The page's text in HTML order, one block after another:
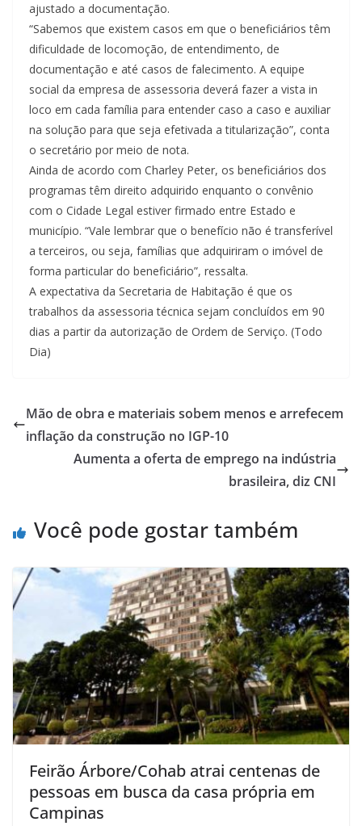
ajustado a documentação.
“Sabemos que existem casos em que o beneficiários têm
dificuldade de locomoção, de entendimento, de
documentação e até casos de falecimento. A equipe
social da empresa de assessoria deverá fazer a vista in
loco em cada família para entender caso a caso e auxiliar
na solução para que seja efetivada a titularização”, conta
o secretário por meio de nota.
Ainda de acordo com Charley Peter, os beneficiários dos
programas têm direito adquirido enquanto o convênio
com o Cidade Legal estiver firmado entre Estado e
município. “Vale lembrar que o benefício não é transferível
a terceiros, ou seja, famílias que adquiriram o imóvel de
forma particular do beneficiário”, ressalta.
A expectativa da Secretaria de Habitação é que os
trabalhos da assessoria técnica sejam concluídos em 90
dias a partir da autorização de Ordem de Serviço. (Todo
Dia)
Mão de obra e materiais sobem menos e arrefecem
inflação da construção no IGP-10
Aumenta a oferta de emprego na indústria
brasileira, diz CNI
Você pode gostar também
Feirão Árbore/Cohab atrai centenas de
pessoas em busca da casa própria em
Campinas